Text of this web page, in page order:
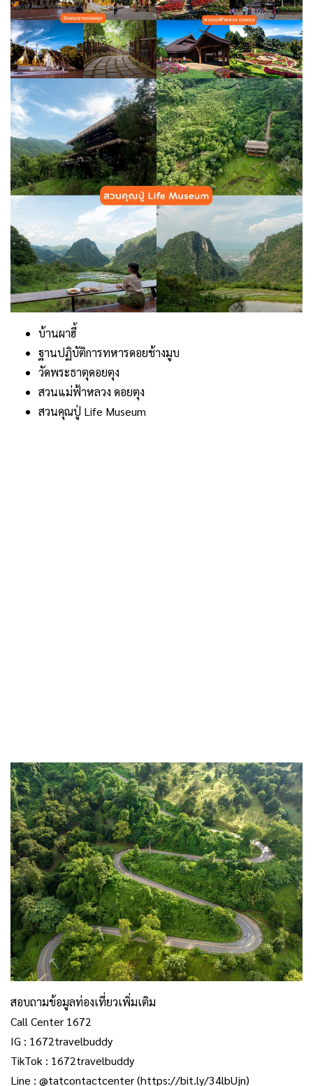
บ้านผาฮี้
ฐานปฏิบัติการทหารดอยช้างมูบ
วัดพระธาตุดอยตุง
สวนแม่ฟ้าหลวง ดอยตุง
สวนคุณปู่ Life Museum
สอบถามข้อมูลท่องเที่ยวเพิ่มเติม
Call Center 1672
IG : 1672travelbuddy
TikTok : 1672travelbuddy
Line : @tatcontactcenter (https://bit.ly/34lbUjn)